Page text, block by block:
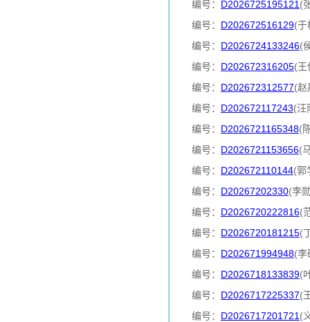
编号： D2026725195121 (
编号： D202672516129(
编号： D2026724133246(
编号： D202672316205(王
编号： D202672312577(
编号： D202672117243(汪
编号： D2026721165348(
编号： D2026721153656(
编号： D202672110144(郭
编号： D20267202330(李
编号： D2026720222816(
编号： D2026720181215(
编号： D202671994948(
编号： D2026718133839(
编号： D2026717225337(
编号： D2026717201721 (